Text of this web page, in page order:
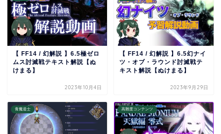
【 FF14 / 幻解説 】6.5極ゼロ
ムス討滅戦テキスト解説【ぬ
けまる】
2023年10月4日
【 FF14 / 幻解説 】6.5幻ナイ
ツ・オブ・ラウンド討滅戦テ
キスト解説【ぬけまる】
2023年9月29日
青魔道士 高難度コンテンツ